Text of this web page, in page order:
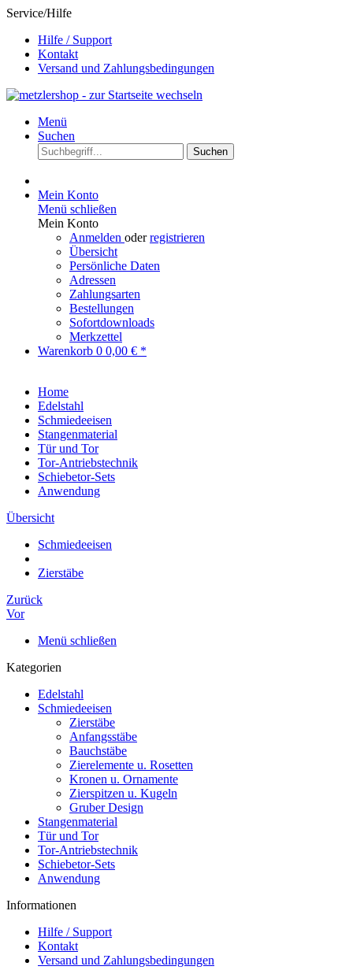
Service/Hilfe
Hilfe / Support
Kontakt
Versand und Zahlungsbedingungen
Menü
Suchen
Suchen
Mein Konto
Menü schließen
Mein Konto
Anmelden oderregistrieren
Übersicht
Persönliche Daten
Adressen
Zahlungsarten
Bestellungen
Sofortdownloads
Merkzettel
Warenkorb 0 0,00 € *
Home
Edelstahl
Schmiedeeisen
Stangenmaterial
Tür und Tor
Tor-Antriebstechnik
Schiebetor-Sets
Anwendung
Übersicht
Schmiedeeisen
Zierstäbe
Zurück
Vor
Menü schließen
Kategorien
Edelstahl
Schmiedeeisen
Zierstäbe
Anfangsstäbe
Bauchstäbe
Zierelemente u. Rosetten
Kronen u. Ornamente
Zierspitzen u. Kugeln
Gruber Design
Stangenmaterial
Tür und Tor
Tor-Antriebstechnik
Schiebetor-Sets
Anwendung
Informationen
Hilfe / Support
Kontakt
Versand und Zahlungsbedingungen